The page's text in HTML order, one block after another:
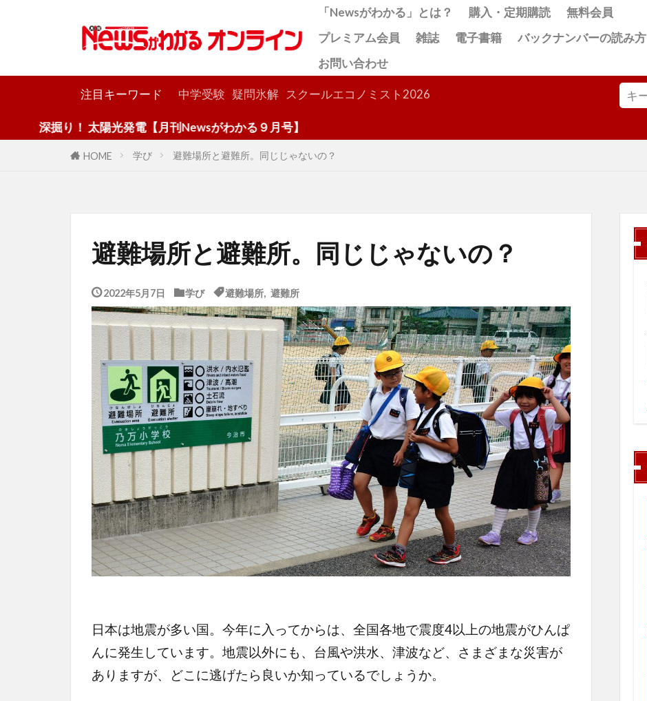
「Newsがわかる」とは？ 購入・定期購読
無料会員
プレミアム会員
雑誌 電子書籍
バックナンバーの読み方
お問い合わせ
注目キーワード 中学受験 疑問氷解 スクールエコノミスト2026
！ 太陽光発電【月刊Newsがわかる９月号】
HOME 学び 避難場所と避難所。同じじゃないの？
避難場所と避難所。同じじゃないの？
2022年5月7日 学び 避難場所, 避難所
日本は地震が多い国。今年に入ってからは、全国各地で震度4以上の地震がひんぱ
んに発生しています。地震以外にも、台風や洪水、津波など、さまざまな災害が
ありますが、どこに逃げたら良いか知っているでしょうか。
検索